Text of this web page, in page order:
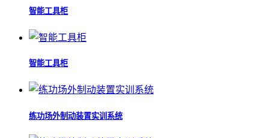
智能工具柜
智能工具柜
练功场外制动装置实训系统